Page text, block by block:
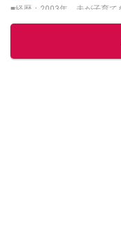
■経歴：2003年、夫が子育て
給料が０円になり、家にい
に目をつける。しかし、取